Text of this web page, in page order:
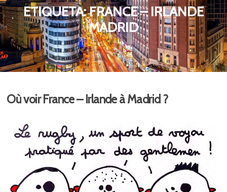
ETIQUETA:FRANCE – IRLANDE
MADRID
Où voir France – Irlande à Madrid ?